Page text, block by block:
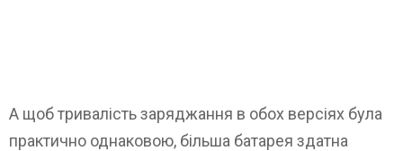
А щоб тривалість заряджання в обох версіях була
практично однаковою, більша батарея здатна